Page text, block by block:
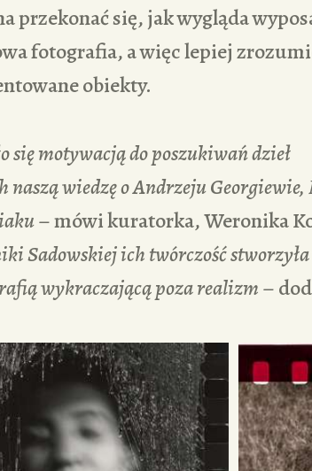
przekonać się, jak wygląda
fotografia, a więc lepiej
obiekty.
się motywacją do poszukiwań dzieł
naszą wiedzę o Andrzeju
– mówi kuratorka, Weronika
Sadowskiej ich twórczość
wykraczającą poza realizm–